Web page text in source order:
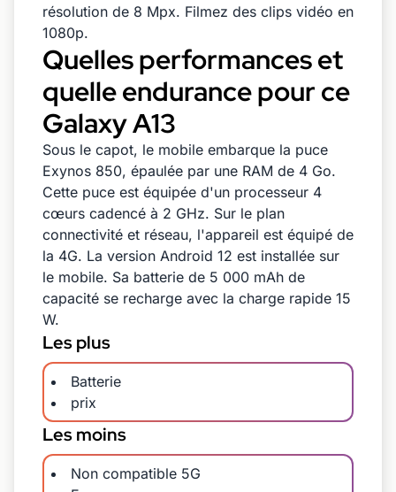
résolution de 8 Mpx. Filmez des clips vidéo en
1080p.
Quelles performances et
quelle endurance pour ce
Galaxy A13
Sous le capot, le mobile embarque la puce
Exynos 850, épaulée par une RAM de 4 Go.
Cette puce est équipée d'un processeur 4
cœurs cadencé à 2 GHz. Sur le plan
connectivité et réseau, l'appareil est équipé de
la 4G. La version Android 12 est installée sur
le mobile. Sa batterie de 5 000 mAh de
capacité se recharge avec la charge rapide 15
W.
Les plus
Batterie
prix
Les moins
Non compatible 5G